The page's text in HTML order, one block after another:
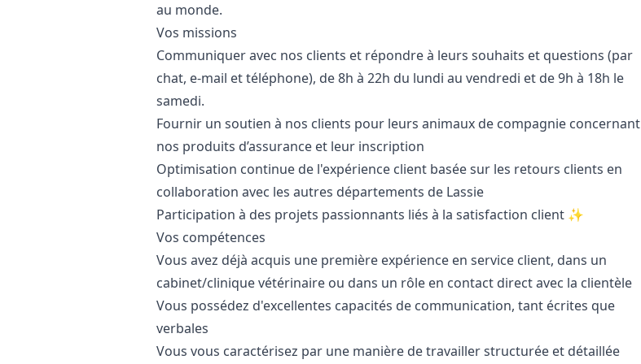
au monde.
Vos missions
Communiquer avec nos clients et répondre à leurs souhaits et questions (par
chat, e-mail et téléphone), de 8h à 22h du lundi au vendredi et de 9h à 18h le
samedi.
Fournir un soutien à nos clients pour leurs animaux de compagnie concernant
nos produits d’assurance et leur inscription
Optimisation continue de l'expérience client basée sur les retours clients en
collaboration avec les autres départements de Lassie
Participation à des projets passionnants liés à la satisfaction client ✨
Vos compétences
Vous avez déjà acquis une première expérience en service client, dans un
cabinet/clinique vétérinaire ou dans un rôle en contact direct avec la clientèle
Vous possédez d'excellentes capacités de communication, tant écrites que
verbales
Vous vous caractérisez par une manière de travailler structurée et détaillée